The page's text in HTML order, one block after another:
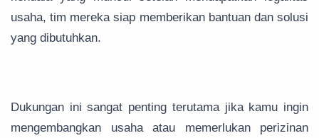
usaha, tim mereka siap memberikan bantuan dan solusi
yang dibutuhkan.
Dukungan ini sangat penting terutama jika kamu ingin
mengembangkan usaha atau memerlukan perizinan